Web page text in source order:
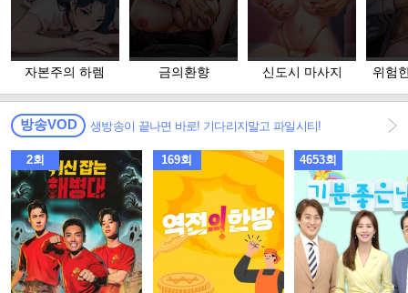
자본주의 하렘 금의환향 신도시 마사지
위험
방송VOD 생방송이 끝나면 바로! 기다리지말고 파일시티!
2회 169회 4653회